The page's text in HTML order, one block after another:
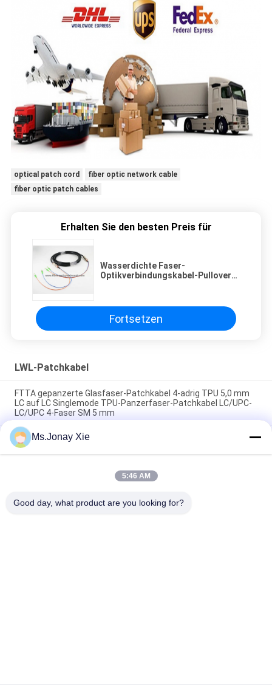
optical patch cord
fiber optic network cable
fiber optic patch cables
Erhalten Sie den besten Preis für
Wasserdichte Faser-
Optikverbindungskabel-Pullover-
Fortsetzen
LWL-Patchkabel
FTTA gepanzerte Glasfaser-Patchkabel 4-adrig TPU 5,0 mm
LC auf LC Singlemode TPU-Panzerfaser-Patchkabel LC/UPC-
LC/UPC 4-Faser SM 5 mm
Outdoor 8-adriges gepanzertes Glasfaser-Patchkabel LC zu
LC 6,0 mm Einzelmodell mit Kunststofftrommel Glasfaser-
Jumper 8fasern LC/UPC-LC/UPC Kunststoff-Kabeltrommel
MPO zu LC Uniboot 8core OM3 Fiber Optic Patch Cord MTP zu
Ms.Jonay Xie
5:46 AM
Good day, what product are you looking for?